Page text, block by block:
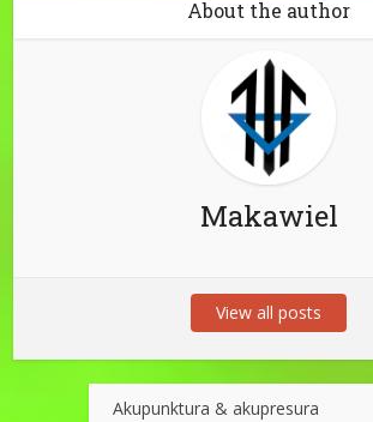
About the author
Makawiel
View all posts
Akupunktura & akupresura